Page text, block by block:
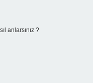
anlarsınız ?